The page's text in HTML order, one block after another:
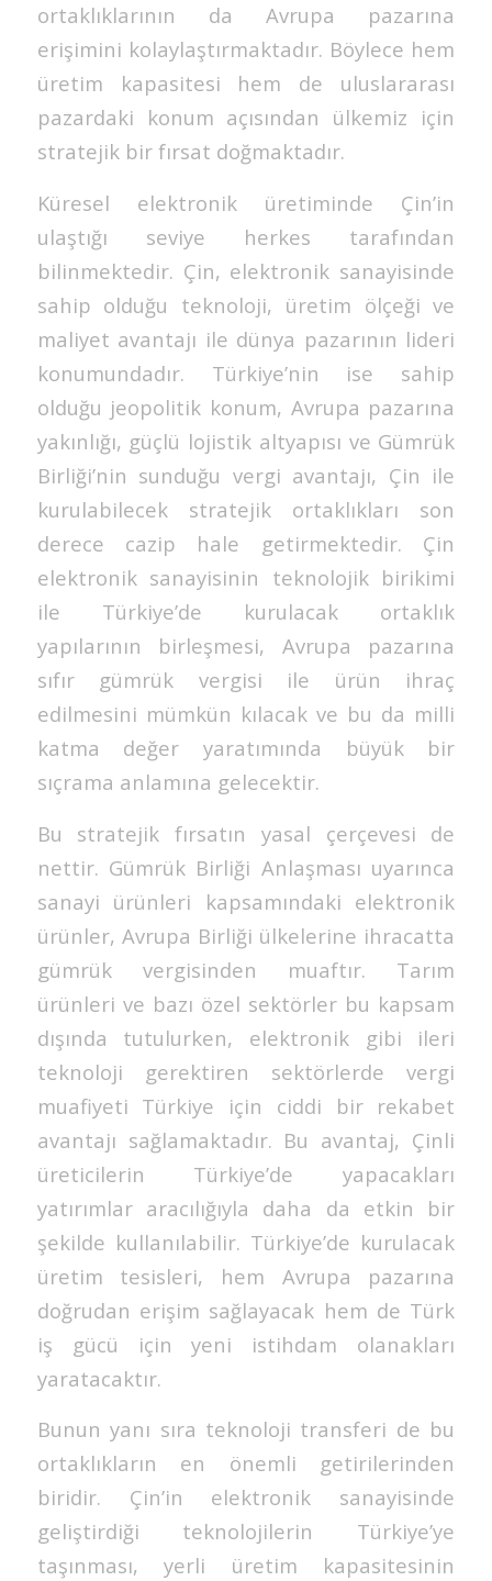
ortaklıklarının da Avrupa pazarına
erişimini kolaylaştırmaktadır. Böylece hem
üretim kapasitesi hem de uluslararası
pazardaki konum açısından ülkemiz için
stratejik bir fırsat doğmaktadır.
Küresel elektronik üretiminde Çin’in
ulaştığı seviye herkes tarafından
bilinmektedir. Çin, elektronik sanayisinde
sahip olduğu teknoloji, üretim ölçeği ve
maliyet avantajı ile dünya pazarının lideri
konumundadır. Türkiye’nin ise sahip
olduğu jeopolitik konum, Avrupa pazarına
yakınlığı, güçlü lojistik altyapısı ve Gümrük
Birliği’nin sunduğu vergi avantajı, Çin ile
kurulabilecek stratejik ortaklıkları son
derece cazip hale getirmektedir. Çin
elektronik sanayisinin teknolojik birikimi
ile Türkiye’de kurulacak ortaklık
yapılarının birleşmesi, Avrupa pazarına
sıfır gümrük vergisi ile ürün ihraç
edilmesini mümkün kılacak ve bu da milli
katma değer yaratımında büyük bir
sıçrama anlamına gelecektir.
Bu stratejik fırsatın yasal çerçevesi de
nettir. Gümrük Birliği Anlaşması uyarınca
sanayi ürünleri kapsamındaki elektronik
ürünler, Avrupa Birliği ülkelerine ihracatta
gümrük vergisinden muaftır. Tarım
ürünleri ve bazı özel sektörler bu kapsam
dışında tutulurken, elektronik gibi ileri
teknoloji gerektiren sektörlerde vergi
muafiyeti Türkiye için ciddi bir rekabet
avantajı sağlamaktadır. Bu avantaj, Çinli
üreticilerin Türkiye’de yapacakları
yatırımlar aracılığıyla daha da etkin bir
şekilde kullanılabilir. Türkiye’de kurulacak
üretim tesisleri, hem Avrupa pazarına
doğrudan erişim sağlayacak hem de Türk
iş gücü için yeni istihdam olanakları
yaratacaktır.
Bunun yanı sıra teknoloji transferi de bu
ortaklıkların en önemli getirilerinden
biridir. Çin’in elektronik sanayisinde
geliştirdiği teknolojilerin Türkiye’ye
taşınması, yerli üretim kapasitesinin